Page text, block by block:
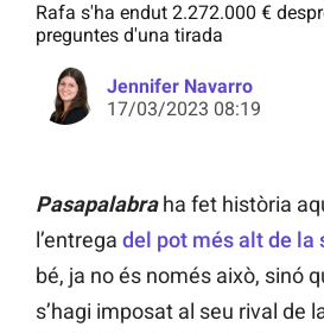
Rafa s'ha endut 2.272.000 €
preguntes d'una tirada
Jennifer Navarro
17/03/2023 08:19
Pasapalabraha fet història
l’entrega del pot més alt de la
bé, ja no és només això, sinó
s’hagi imposat al seu rival de